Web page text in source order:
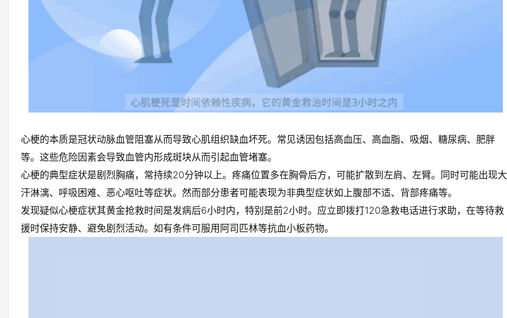
心梗的本质是冠状动脉血管阻塞从而导致心肌组织缺血坏死。常见诱因包括高血压、高血脂、吸烟、糖尿病、肥胖
等。这些危险因素会导致血管内形成斑块从而引起血管堵塞。
心梗的典型症状是剧烈胸痛，常持续20分钟以上。疼痛位置多在胸骨后方，可能扩散到左肩、左臂。同时可能出现大
汗淋漓、呼吸困难、恶心呕吐等症状。然而部分患者可能表现为非典型症状如上腹部不适、背部疼痛等。
发现疑似心梗症状其黄金抢救时间是发病后6小时内，特别是前2小时。应立即拨打120急救电话进行求助，在等待救
援时保持安静、避免剧烈活动。如有条件可服用阿司匹林等抗血小板药物。